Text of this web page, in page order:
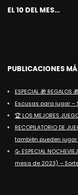
EL 10 DEL MES…
PUBLICACIONES
ESPECIAL 🎁 REGALOS
Escusas para jugar –
🏆 LOS MEJORES
RECOPILATORIO DE
también pueden
🥳 ESPECIAL
mesa de 2023) –